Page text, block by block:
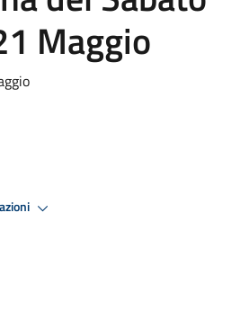
Maggio